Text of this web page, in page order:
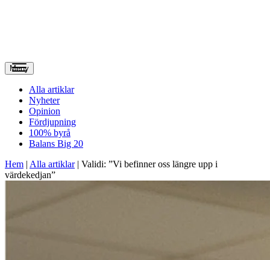
Meny
Alla artiklar
Nyheter
Opinion
Fördjupning
100% byrå
Balans Big 20
Hem | Alla artiklar| Validi: ”Vi befinner oss längre upp i
värdekedjan”